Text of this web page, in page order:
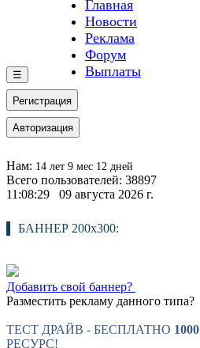
Главная
Новости
Реклама
Форум
Выплаты
☰
Регистрация
Авторизация
Нам: 14 лет 9 мес 12 дней
Всего пользователей: 38897
11:08:29 09 августа 2026 г.
БАННЕР 200х300:
Добавить свой баннер?
Разместить рекламу данного типа?
ТЕСТ ДРАЙВ - БЕСПЛАТНО 1000
РЕСУРС!